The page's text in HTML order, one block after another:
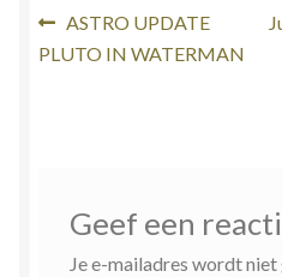
Bericht
navigatie
Vorig
bericht:
ASTRO UPDATE
PLUTO IN WATERMAN
Geef een
Je e-mailadres wordt